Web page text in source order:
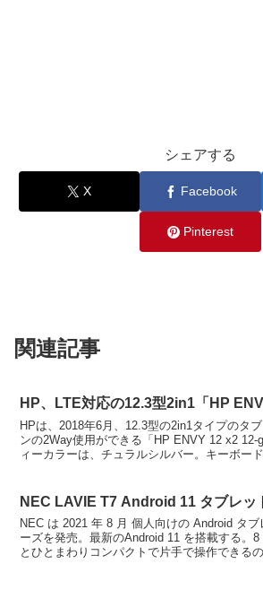
シェアする
X Facebook
Pinterest
関連記事
HP、LTE対応の12.3型2in1「HP
HPは、2018年6月、12.3型の2in1タイプのタ
ンの2Way使用ができる「HP ENVY 12 x2 12-
ィーカラーは、チュラルシルバー。キーボー
NEC LAVIE T7 Android 11 タブレッ
NEC は 2021 年 8 月 個人向けの Android タ
ーズを発売。最新のAndroid 11 を搭載する。
とひとまわりコンパクトで片手で操作できる